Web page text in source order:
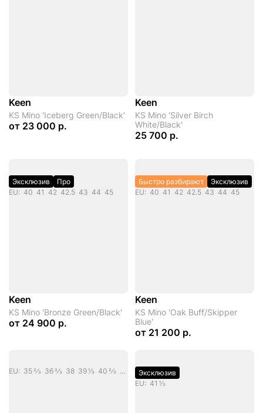
Keen
KS Mino 'Iceberg Green/Black'
от 23 000 р.
Keen
KS Mino 'Silver Birch
White/Black'
25 700 р.
Эксклюзив
Про
EU: 40 41 42 42.5 43 44 45
Keen
KS Mino 'Bronze Green/Black'
от 24 900 р.
Быстро разбирают
Эксклюзив
EU: 40 41 42 42.5 43 44 45
Keen
KS Mino 'Oak Buff/Skipper
Blue'
от 21 200 р.
EU: 35 2/3 36 2/3 38 39 1/3 40 2/3 42 43 1/3 44 2/3
Эксклюзив
EU: 41 1/3